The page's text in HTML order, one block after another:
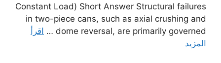
Constant Load) Short Answer Structural failures
in two-piece cans, such as axial crushing and
dome reversal, are primarily governed …
اقرأ
المزيد